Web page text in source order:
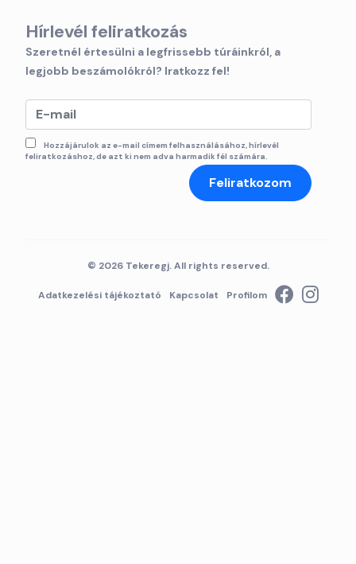
Hírlevél feliratkozás
Szeretnél értesülni a legfrissebb túráinkról, a
legjobb beszámolókról? Iratkozz fel!
Hozzájárulok az e-mail címem felhasználásához, hírlevél
feliratkozáshoz, de azt ki nem adva harmadik fél számára.
Feliratkozom
© 2026 Tekeregj. All rights reserved.
Adatkezelési tájékoztató Kapcsolat Profilom